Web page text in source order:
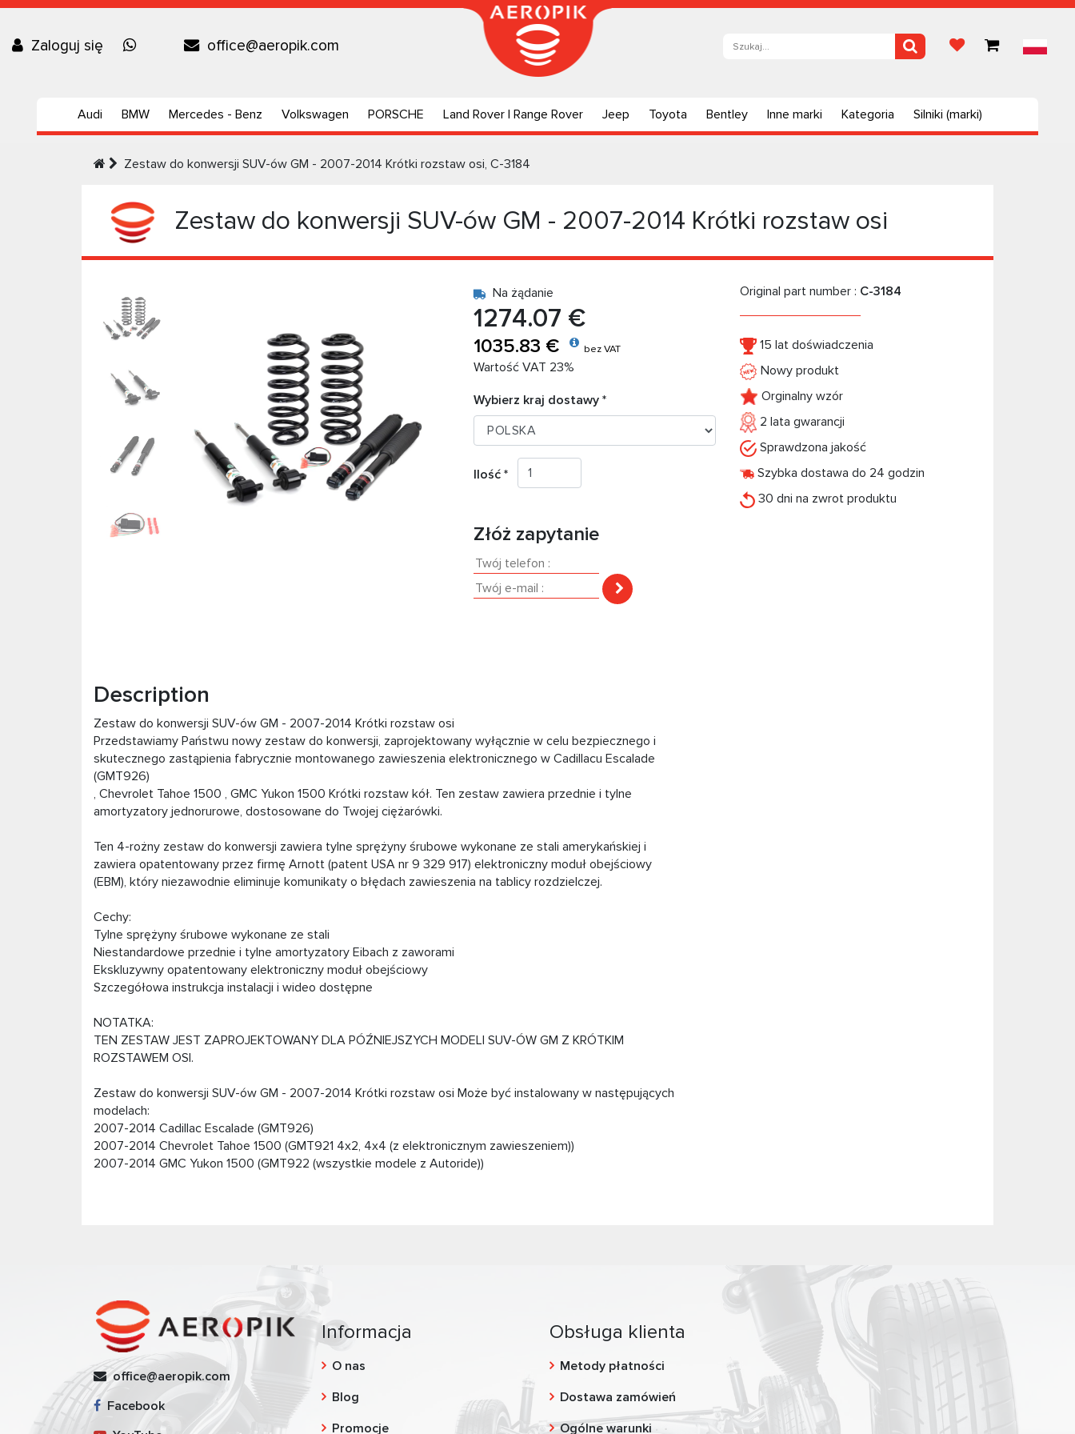
Zaloguj się office@aeropik.com
Audi BMW Mercedes - Benz Volkswagen PORSCHE Land Rover | Range Rover Jeep Toyota Bentley Inne marki Kategoria Silniki (marki)
Zestaw do konwersji SUV-ów GM - 2007-2014 Krótki rozstaw osi, C-3184
Zestaw do konwersji SUV-ów GM - 2007-2014 Krótki rozstaw osi
Na żądanie
1274.07 €
1035.83 € bez VAT
Wartość VAT 23%
Wybierz kraj dostawy *
Ilość *
Złóż zapytanie
Original part number : C-3184
15 lat doświadczenia
Nowy produkt
Orginalny wzór
2 lata gwarancji
Sprawdzona jakość
Szybka dostawa do 24 godzin
30 dni na zwrot produktu
Description
Zestaw do konwersji SUV-ów GM - 2007-2014 Krótki rozstaw osi
Przedstawiamy Państwu nowy zestaw do konwersji, zaprojektowany wyłącznie w celu bezpiecznego i
skutecznego zastąpienia fabrycznie montowanego zawieszenia elektronicznego w Cadillacu Escalade
(GMT926)
, Chevrolet Tahoe 1500 , GMC Yukon 1500 Krótki rozstaw kół. Ten zestaw zawiera przednie i tylne
amortyzatory jednorurowe, dostosowane do Twojej ciężarówki.
Ten 4-rożny zestaw do konwersji zawiera tylne sprężyny śrubowe wykonane ze stali amerykańskiej i
zawiera opatentowany przez firmę Arnott (patent USA nr 9 329 917) elektroniczny moduł obejściowy
(EBM), który niezawodnie eliminuje komunikaty o błędach zawieszenia na tablicy rozdzielczej.
Cechy:
Tylne sprężyny śrubowe wykonane ze stali
Niestandardowe przednie i tylne amortyzatory Eibach z zaworami
Ekskluzywny opatentowany elektroniczny moduł obejściowy
Szczegółowa instrukcja instalacji i wideo dostępne
NOTATKA:
TEN ZESTAW JEST ZAPROJEKTOWANY DLA PÓŹNIEJSZYCH MODELI SUV-ÓW GM Z KRÓTKIM
ROZSTAWEM OSI.
Zestaw do konwersji SUV-ów GM - 2007-2014 Krótki rozstaw osi Może być instalowany w następujących
modelach:
2007-2014 Cadillac Escalade (GMT926)
2007-2014 Chevrolet Tahoe 1500 (GMT921 4x2, 4x4 (z elektronicznym zawieszeniem))
2007-2014 GMC Yukon 1500 (GMT922 (wszystkie modele z Autoride))
office@aeropik.com
Facebook
Informacja
O nas
Blog
Promocje
Obsługa klienta
Metody płatności
Dostawa zamówień
Ogólne warunki